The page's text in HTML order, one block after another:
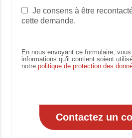
Je consens à être
cette demande.
En nous envoyant ce formulaire,
informations qu'il contient soient
notrepolitique de protection des